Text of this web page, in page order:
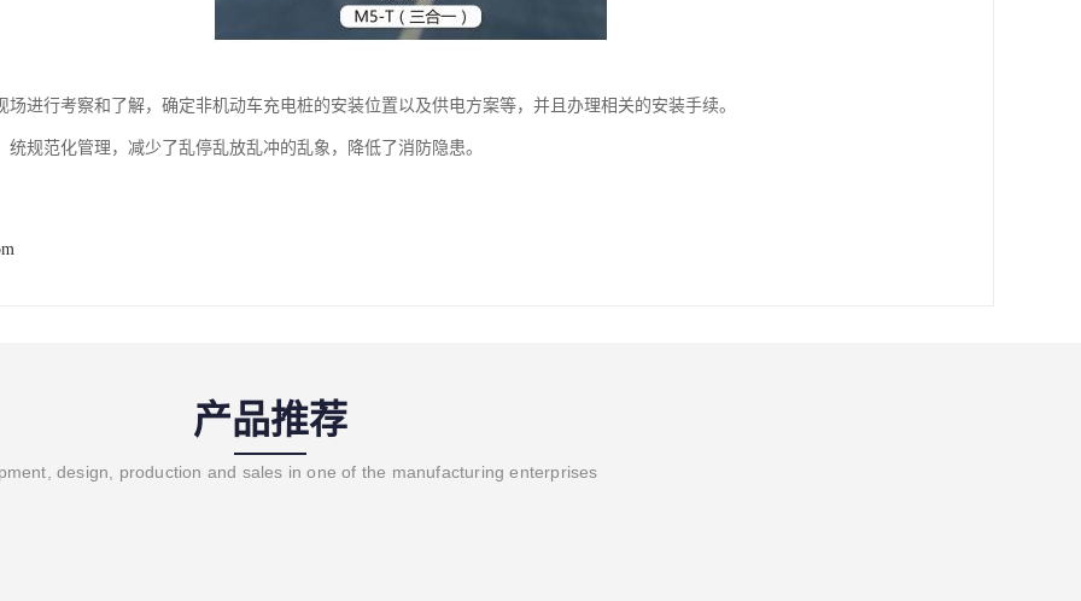
场进行考察和了解，确定非机动车充电桩的安装位置以及供电方案等，并且办理相关的安装手续。
统规范化管理，减少了乱停乱放乱冲的乱象，降低了消防隐患。
产品推荐
design, production and sales in one of the manufacturing enterprises